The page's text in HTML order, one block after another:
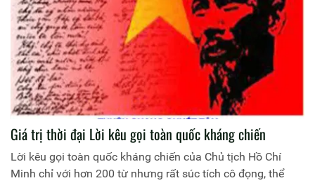
Giá trị thời đại Lời kêu gọi toàn quốc kháng chiến
Lời kêu gọi toàn quốc kháng chiến của Chủ tịch Hồ Chí
Minh chỉ với hơn 200 từ nhưng rất súc tích cô đọng, thể